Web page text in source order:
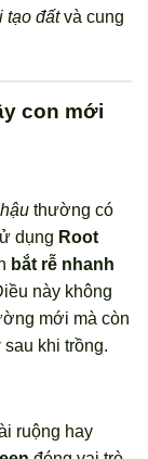
tạo đấtvà cung
con mới
thường có
dụng Root
bắt rễ nhanh
này không
mới mà còn
sau khi trồng.
ruộng hay